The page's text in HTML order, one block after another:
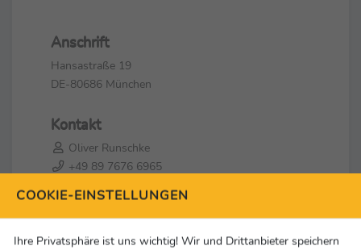
Anschrift
Hansastraße 19
DE-80686 München
Kontakt
Oliver Runschke
+49 89 7676 6965
Social Media & Links
COOKIE-EINSTELLUNGEN
Ihre Privatsphäre ist uns wichtig! Wir und Drittanbieter speichern